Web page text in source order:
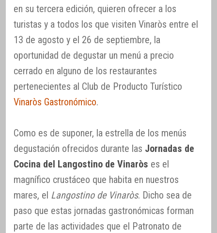
en su tercera edición, quieren ofrecer a los
turistas y a todos los que visiten Vinaròs entre el
13 de agosto y el 26 de septiembre, la
oportunidad de degustar un menú a precio
cerrado en alguno de los restaurantes
pertenecientes al Club de Producto Turístico
Vinaròs Gastronómico.
Como es de suponer, la estrella de los menús
degustación ofrecidos durante las Jornadas de
Cocina del Langostino de Vinaròs es el
magnífico crustáceo que habita en nuestros
mares, el Langostino de Vinaròs. Dicho sea de
paso que estas jornadas gastronómicas forman
parte de las actividades que el Patronato de